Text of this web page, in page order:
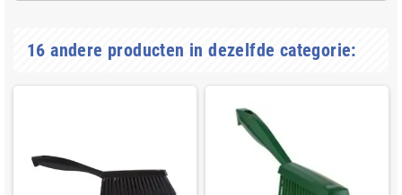
16 andere producten in dezelfde categorie: